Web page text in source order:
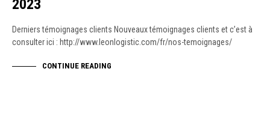
2023
Derniers témoignages clients Nouveaux témoignages clients et c’est à
consulter ici : http://www.leonlogistic.com/fr/nos-temoignages/
CONTINUE READING